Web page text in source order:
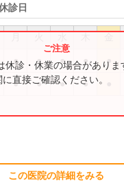
診日
● ● ● ● ●
● ● ● ●
休診・休業の場合がありま
直接ご確認ください。
この医院の詳細をみる